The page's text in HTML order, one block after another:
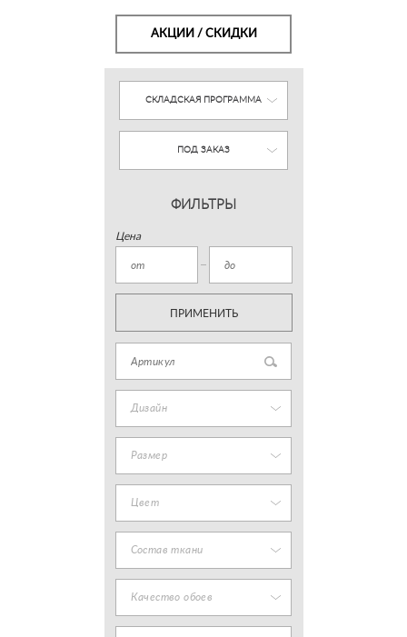
АКЦИИ / СКИДКИ
СКЛАДСКАЯ ПРОГРАММА
ПОД ЗАКАЗ
ФИЛЬТРЫ
Цена
ПРИМЕНИТЬ
Дизайн
Размер
Цвет
Состав ткани
Качество обоев